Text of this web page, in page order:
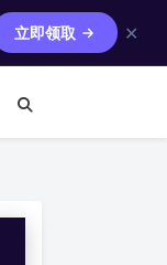
立即领取 ✕